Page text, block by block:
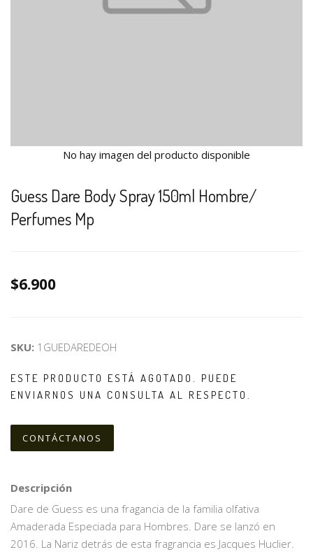
No hay imagen del producto disponible
Guess Dare Body Spray 150ml Hombre/
Perfumes Mp
$6.900
SKU: 1GUEDAREDEOH
ESTE PRODUCTO ESTÁ AGOTADO. PUEDE
ENVIARNOS UNA CONSULTA AL RESPECTO.
CONTÁCTANOS
Descripción
Dare de Guess es una fragancia de la familia olfativa
Amaderada Especiada para Hombres. Dare se lanzó en
2016. La Nariz detrás de esta fragrancia es Jacques Huclier.